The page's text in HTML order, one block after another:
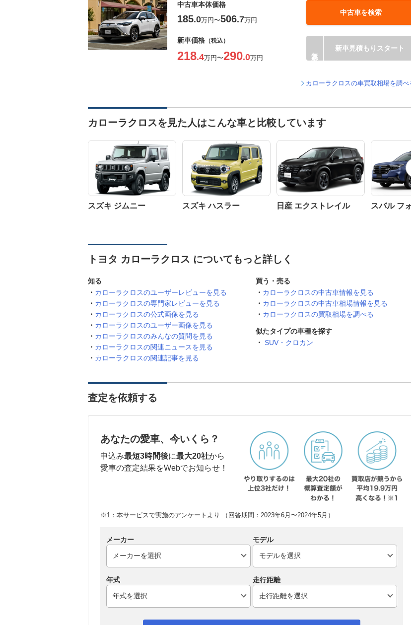
中古車本体価格
185.0万円〜506.7万円
中古車を検索
新車価格 （税込）
218.4万円〜290.0万円
新車見積もりスタート
カローラクロスの車買取相場を調べ
カローラクロスを見た人はこんな車と比較しています
スズキ ジムニー スズキ ハスラー 日産 エクストレイル スバル フ
トヨタ カローラクロス についてもっと詳しく
知る
カローラクロスのユーザーレビューを見る
カローラクロスの専門家レビューを見る
カローラクロスの公式画像を見る
カローラクロスのユーザー画像を見る
カローラクロスのみんなの質問を見る
カローラクロスの関連ニュースを見る
カローラクロスの関連記事を見る
買う・売る
カローラクロスの中古車情報を見る
カローラクロスの中古車相場情報を見る
カローラクロスの買取相場を調べる
似たタイプの車種を探す
SUV・クロカン
査定を依頼する
あなたの愛車、今いくら？
申込み最短3時間後に最大20社から
愛車の査定結果をWebでお知らせ！
※1：本サービスで実施のアンケートより （回答期間：2023年6月〜2024年5月）
メーカー モデル
年式 走行距離